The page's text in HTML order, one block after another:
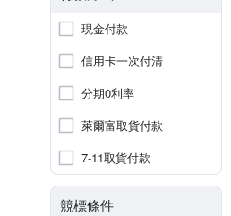
現金付款
信用卡一次付清
分期0利率
萊爾富取貨付款
7-11取貨付款
競標條件